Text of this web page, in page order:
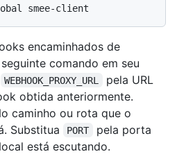
encaminhados de
comando em seu
WEBHOOK_PROXY_URL
pela URL
obtida anteriormente.
caminho ou rota que o
Substitua
PORT
pela porta
está escutando.